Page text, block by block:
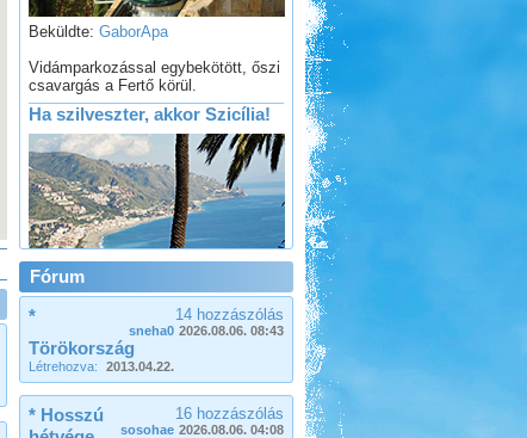
Beküldte:GaborApa
Vidámparkozással egybekötött, őszi
csavargás a Fertő körül.
Ha szilveszter, akkor Szicília!
Beküldte:Jamesz
Ősszel egy átdorbézolt este után..
úgy döntöttünk, hogy.. kulturáltan
töltjük a szilveszter éjszakáját
Toscana
Fórum
14 hozzászólás
sneha0 2026.08.06. 08:43
*
Törökország
Létrehozva: 2013.04.22.
16 hozzászólás
sosohae 2026.08.06. 04:08
* Hosszú